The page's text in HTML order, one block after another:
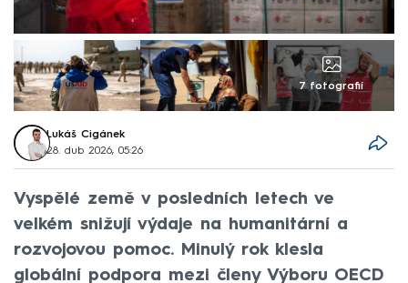
7 fotografií
Lukáš Cigánek
28. dub 2026, 05:26
Vyspělé země v posledních letech ve
velkém snižují výdaje na humanitární a
rozvojovou pomoc. Minulý rok klesla
globální podpora mezi členy Výboru OECD